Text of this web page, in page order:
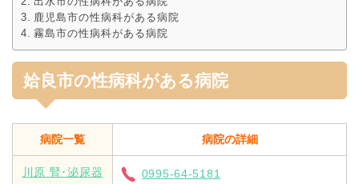
鹿児島市の性病科がある病院
霧島市の性病科がある病院
姶良市の性病科がある病院
病院一覧 病院の詳細
川原 腎･泌尿器
0995-64-5181